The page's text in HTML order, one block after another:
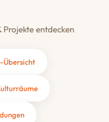
entdecken
Übersicht